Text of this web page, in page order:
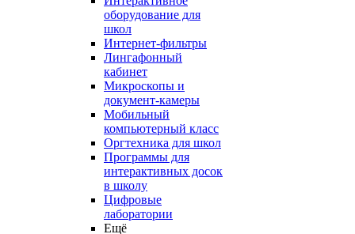
оборудование для
школ
Интернет-фильтры
Лингафонный
кабинет
Микроскопы и
документ-камеры
Мобильный
компьютерный класс
Оргтехника для школ
Программы для
интерактивных досок
в школу
Цифровые
лаборатории
Ещё